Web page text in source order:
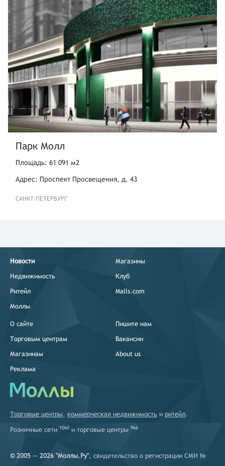
Парк Молл
Площадь: 61 091 м2
Адрес: Проспект Просвещения, д. 43
САНКТ-ПЕТЕРБУРГ
Новости
Недвижимость
Ритейл
Моллы
Магазины
Клуб
Malls.com
О сайте
Торговым центрам
Магазинам
Реклама
Пишите нам
Вакансии
About us
Торговые центры, коммерческая недвижимость и ритейл.
Розничные сети 1060 и торговые центры 966
© 2005 — 2026 "Моллы.Ру", свидетельство о регистрации СМИ №